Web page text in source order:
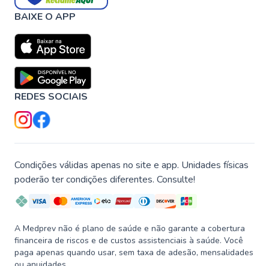
BAIXE O APP
REDES SOCIAIS
Condições válidas apenas no site e app. Unidades físicas
poderão ter condições diferentes. Consulte!
A Medprev não é plano de saúde e não garante a cobertura
financeira de riscos e de custos assistenciais à saúde. Você
paga apenas quando usar, sem taxa de adesão, mensalidades